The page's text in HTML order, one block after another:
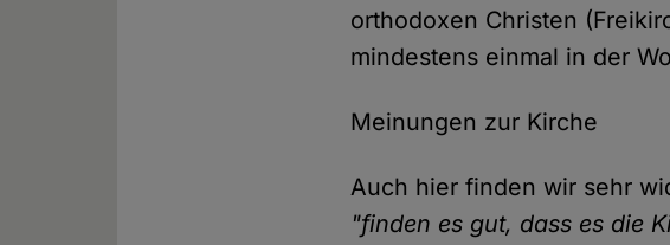
orthodoxen Christen
mindestens einmal in der
Meinungen zur Kirche
Auch hier finden wir sehr
"finden es gut, dass es die